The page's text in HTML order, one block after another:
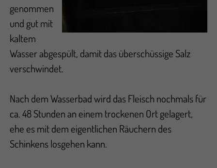
genommen
und gut mit
kaltem
Wasser abgespült, damit das überschüssige Salz
verschwindet.
Nach dem Wasserbad wird das Fleisch nochmals für
ca. 48 Stunden an einem trockenen Ort gelagert,
ehe es mit dem eigentlichen Räuchern des
Schinkens losgehen kann.